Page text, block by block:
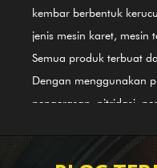
kembar berbentuk
jenis mesin karet, mesin
Semua produk terbuat
Dengan menggunakan
pengerasan, nitridasi,
produk sejalan dengan